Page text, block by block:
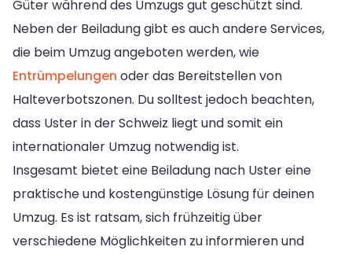
Güter während des Umzugs gut geschützt sind.
Neben der Beiladung gibt es auch andere Services,
die beim Umzug angeboten werden, wie
Entrümpelungen oder das Bereitstellen von
Halteverbotszonen. Du solltest jedoch beachten,
dass Uster in der Schweiz liegt und somit ein
internationaler Umzug notwendig ist.
Insgesamt bietet eine Beiladung nach Uster eine
praktische und kostengünstige Lösung für deinen
Umzug. Es ist ratsam, sich frühzeitig über
verschiedene Möglichkeiten zu informieren und